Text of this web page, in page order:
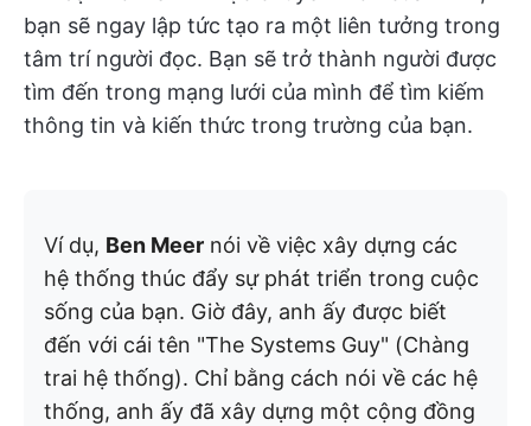
bạn sẽ ngay lập tức tạo ra một liên tưởng trong
tâm trí người đọc. Bạn sẽ trở thành người được
tìm đến trong mạng lưới của mình để tìm kiếm
thông tin và kiến thức trong trường của bạn.
Ví dụ, Ben Meer nói về việc xây dựng các
hệ thống thúc đẩy sự phát triển trong cuộc
sống của bạn. Giờ đây, anh ấy được biết
đến với cái tên "The Systems Guy" (Chàng
trai hệ thống). Chỉ bằng cách nói về các hệ
thống, anh ấy đã xây dựng một cộng đồng